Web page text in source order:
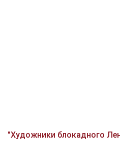
"Художники блокадного